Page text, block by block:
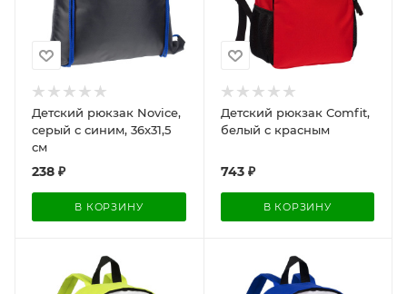
Детский рюкзак Novice,
серый с синим, 36x31,5
см
238 ₽
В КОРЗИНУ
Детский рюкзак Comfit,
белый с красным
743₽
В КОРЗИНУ